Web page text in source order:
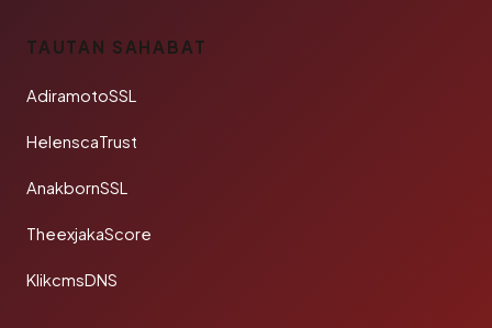
TAUTAN SAHABAT
AdiramotoSSL
HelenscaTrust
AnakbornSSL
TheexjakaScore
KlikcmsDNS